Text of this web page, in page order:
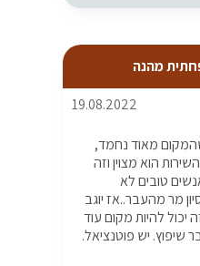
מהנה
19.08.2022
מאוד נחמד,
הוא מצוין וזה
טובים לא
מר מהעבר..אז יוגב
יכול להיות מקום עוד
שיפוץ. יש פוטנציאל.